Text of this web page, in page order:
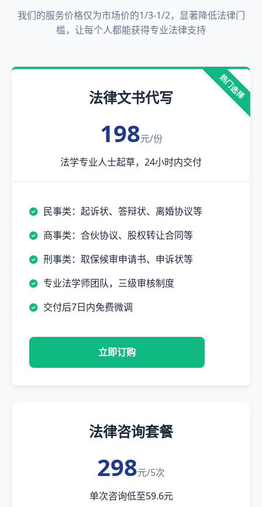
我们的服务价格仅为市场价的1/3-1/2，显著降低法律门
槛，让每个人都能获得专业法律支持
热门选择
法律文书代写
198元/份
法学专业人士起草，24小时内交付
民事类：起诉状、答辩状、离婚协议等
商事类：合伙协议、股权转让合同等
刑事类：取保候审申请书、申诉状等
专业法学师团队，三级审核制度
交付后7日内免费微调
立即订购
法律咨询套餐
298元/5次
单次咨询低至59.6元